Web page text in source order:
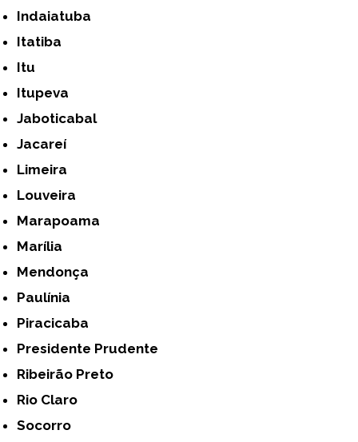
Indaiatuba
Itatiba
Itu
Itupeva
Jaboticabal
Jacareí
Limeira
Louveira
Marapoama
Marília
Mendonça
Paulínia
Piracicaba
Presidente Prudente
Ribeirão Preto
Rio Claro
Socorro